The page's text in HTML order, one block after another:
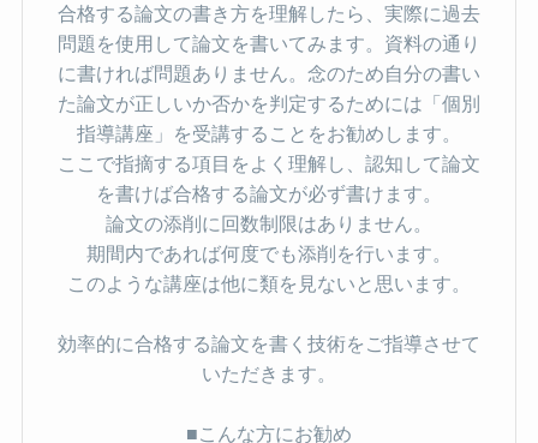
合格する論文の書き方を理解したら、実際に過去
問題を使用して論文を書いてみます。資料の通り
に書ければ問題ありません。念のため自分の書い
た論文が正しいか否かを判定するためには「個別
指導講座」を受講することをお勧めします。
ここで指摘する項目をよく理解し、認知して論文
を書けば合格する論文が必ず書けます。
論文の添削に回数制限はありません。
期間内であれば何度でも添削を行います。
このような講座は他に類を見ないと思います。
効率的に合格する論文を書く技術をご指導させて
いただきます。
■こんな方にお勧め